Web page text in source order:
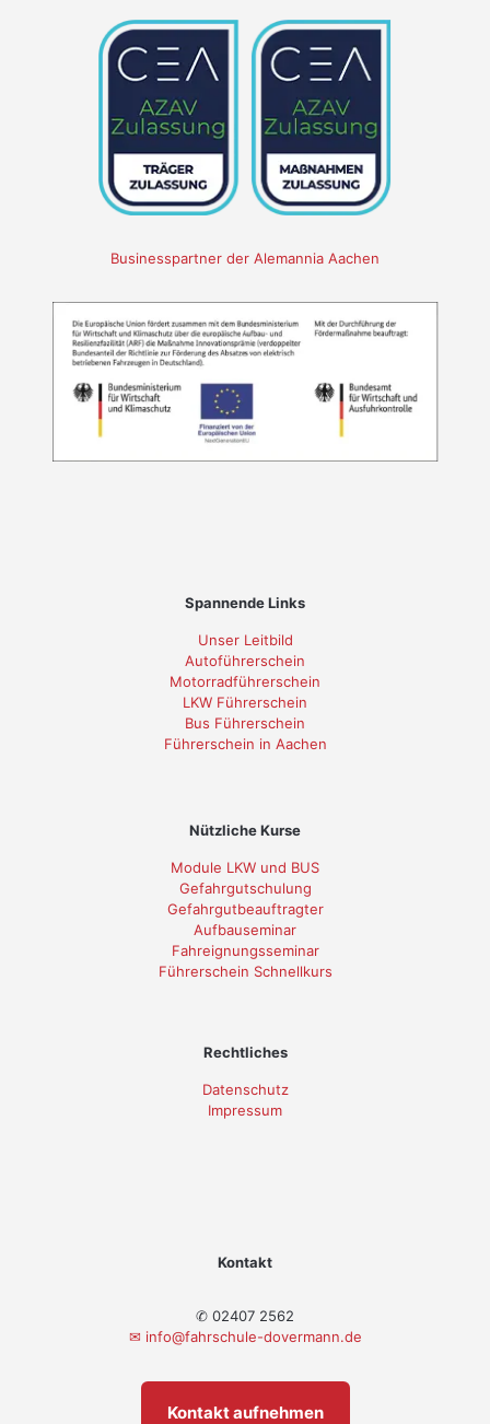
Businesspartner der Alemannia Aachen
Spannende Links
Unser Leitbild
Autoführerschein
Motorradführerschein
LKW Führerschein
Bus Führerschein
Führerschein in Aachen
Nützliche Kurse
Module LKW und BUS
Gefahrgutschulung
Gefahrgutbeauftragter
Aufbauseminar
Fahreignungsseminar
Führerschein Schnellkurs
Rechtliches
Datenschutz
Impressum
Kontakt
✆ 02407 2562
✉ info@fahrschule-dovermann.de
Kontakt aufnehmen